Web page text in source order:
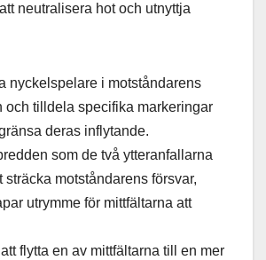
neutralisera hot och utnyttja
nyckelspelare i motståndarens
och tilldela specifika markeringar
deras inflytande.
som de två ytteranfallarna
sträcka motståndarens försvar,
utrymme för mittfältarna att
flytta en av mittfältarna till en mer